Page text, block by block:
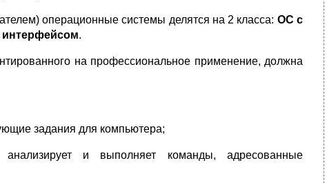
операционные системы делятся на 2 класса: ОС с
.
на профессиональное применение, должна
задания для компьютера;
и выполняет команды, адресованные